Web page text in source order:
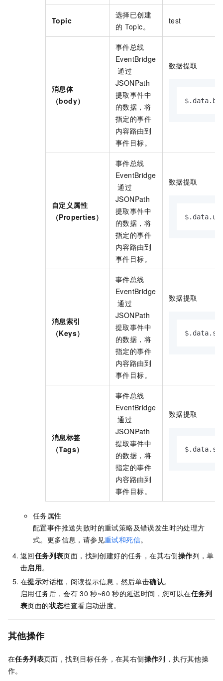
Topic
选择已创建
的 Topic。
test
消息体
（body）
事件总线
EventBridge
通过
JSONPath
提取事件中
的数据，将
指定的事件
内容路由到
事件目标。
数据提取
自定义属性
（Properties）
事件总线
EventBridge
通过
JSONPath
提取事件中
的数据，将
指定的事件
内容路由到
事件目标。
数据提取
消息索引
（Keys）
事件总线
EventBridge
通过
JSONPath
提取事件中
的数据，将
指定的事件
内容路由到
事件目标。
数据提取
消息标签
（Tags）
事件总线
EventBridge
通过
JSONPath
提取事件中
的数据，将
指定的事件
内容路由到
事件目标。
数据提取
任务属性
配置事件推送失败时的重试策略及错误发生时的处理方
式。更多信息，请参见重试和死信。
返回任务列表页面，找到创建好的任务，在其右侧操作列，单
击启用。
在提示对话框，阅读提示信息，然后单击确认。
启用任务后，会有 30 秒~60 秒的延迟时间，您可以在任务列
表页面的状态栏查看启动进度。
其他操作
在任务列表页面，找到目标任务，在其右侧操作列，执行其他操
作。